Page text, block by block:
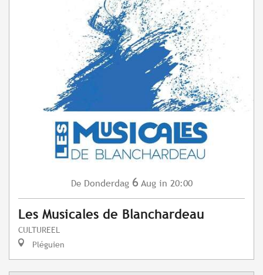
De Donderdag 6 Aug in 20:00
Les Musicales de Blanchardeau
CULTUREEL
Pléguien